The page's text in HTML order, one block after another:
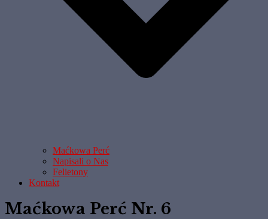
Maćkowa Perć
Napisali o Nas
Felietony
Kontakt
Maćkowa Perć Nr. 6